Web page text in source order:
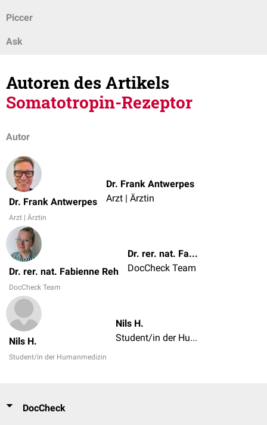
Piccer
Ask
Autoren des Artikels
Somatotropin-Rezeptor
Autor
Dr. Frank Antwerpes
Arzt | Ärztin
Dr. Frank Antwerpes
Arzt | Ärztin
Dr. rer. nat. Fabienne Reh
DocCheck Team
Dr. rer. nat. Fabienne Reh
DocCheck Team
Nils H.
Student/in der Humanmedizin
Nils H.
Student/in der Humanmedizin
DocCheck